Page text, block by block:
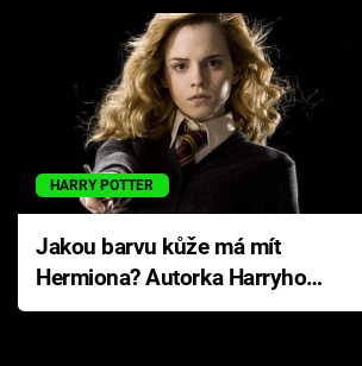
HARRY POTTER
Jakou barvu kůže má mít
Hermiona? Autorka Harryho
Pottera přišla s ráznou